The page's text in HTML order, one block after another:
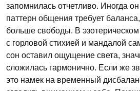
запомнилась отчетливо. Иногда
паттерн общения требует
больше свободы. В
с горловой стихией и мандалой
сон оставил ощущение света,
сложилась гармонично. Если же
это намек на временный